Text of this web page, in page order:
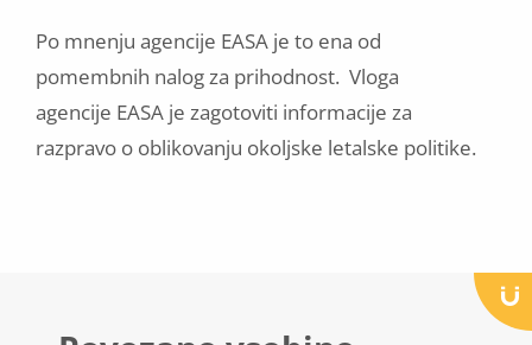
Po mnenju agencije EASA je to ena od
pomembnih nalog za prihodnost. Vloga
agencije EASA je zagotoviti informacije za
razpravo o oblikovanju okoljske letalske politike.